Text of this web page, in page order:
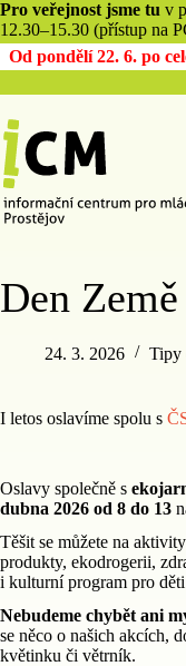
Pro veřejnost jsme tu v
12.30–15.30 (přístup na
Od pondělí 22. 6. po
Den
24. 3. 2026 Tipy
I letos oslavíme spolu s
Oslavy společně s
dubna 2026 od 8 do 13
Těšit se můžete na
produkty, ekodrogerii,
i kulturní program pro
Nebudeme chybět ani
se něco o našich akcích,
květinku či větrník.